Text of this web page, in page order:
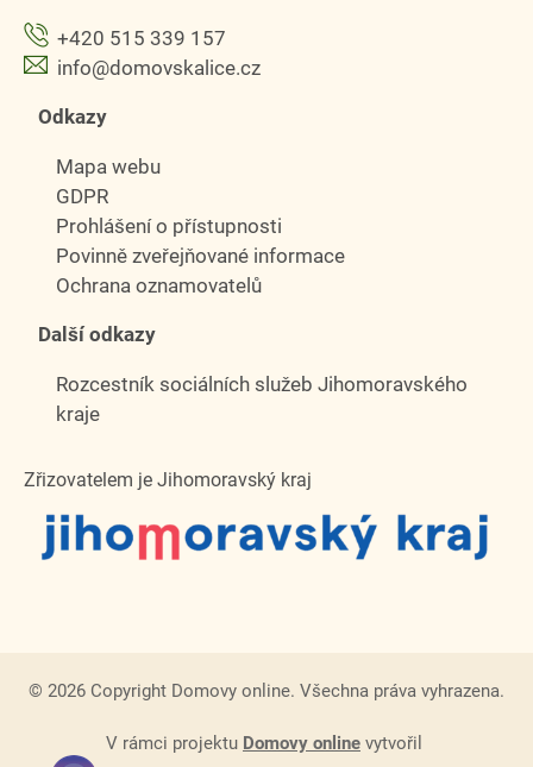
+420 515 339 157
info@domovskalice.cz
Odkazy
Mapa webu
GDPR
Prohlášení o přístupnosti
Povinně zveřejňované informace
Ochrana oznamovatelů
Další odkazy
Rozcestník sociálních služeb Jihomoravského
kraje
Zřizovatelem je Jihomoravský kraj
© 2026 Copyright Domovy online. Všechna práva vyhrazena.
V rámci projektu Domovy online vytvořil